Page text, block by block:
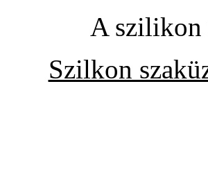
A szilikon
Szilkon